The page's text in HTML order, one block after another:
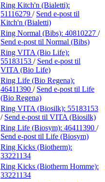
Ring Kitch'n (Bialetti):
51116279 / Send e-post til
Kitch'n (Bialetti)
Ring Normal (Bibs): 40810227 /
Send e-post til Normal (Bibs)
Ring VITA (Bio Life):
55183153 / Send e-post til
VITA (Bio Life)
Ring Life (Bio Regena):
46411390 / Send e-post til Life
(Bio Regena)
Ring VITA (Biosilk): 55183153
/ Send e-post til VITA (Biosilk)
Ring Life (Biosym): 46411390 /
Send e-post til Life (Biosym)
Ring Kicks (Biotherm):
33221134
Ring Kicks (Biotherm Homme):
33221134